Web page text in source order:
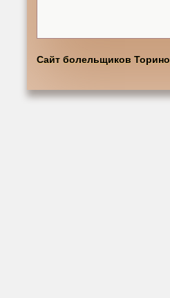
Сайт болельщиков Торино